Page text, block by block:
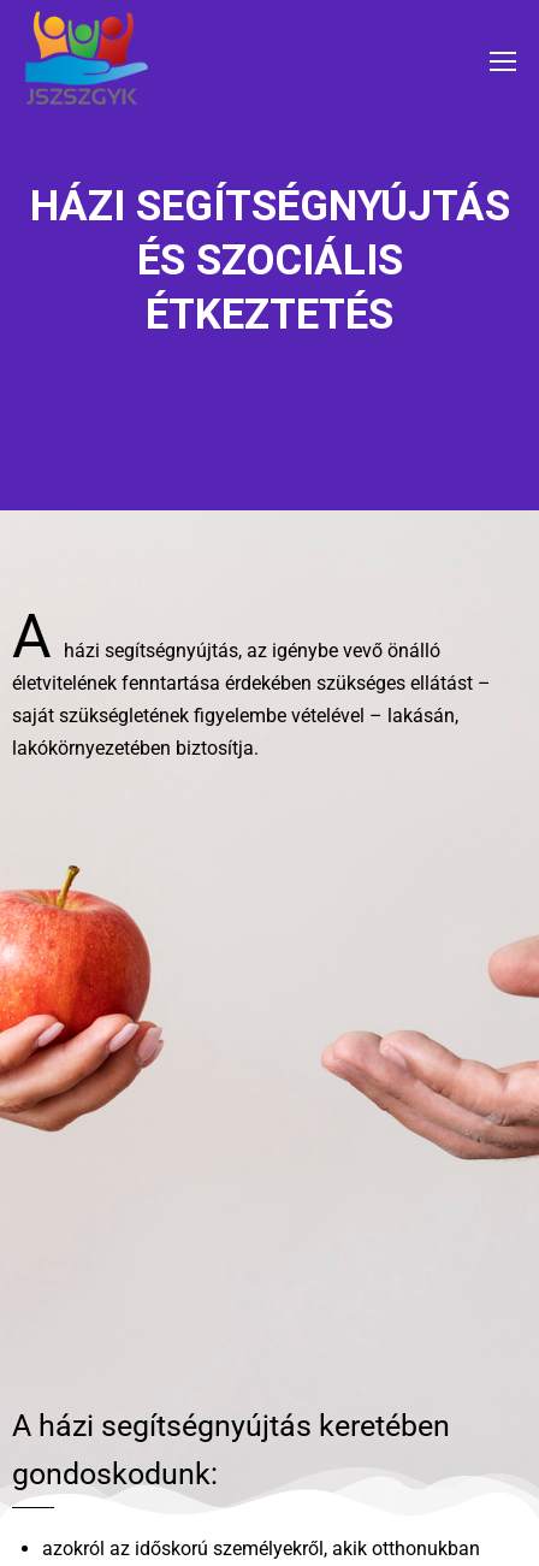
HÁZI SEGÍTSÉGNYÚJTÁS
ÉS SZOCIÁLIS
ÉTKEZTETÉS
A
házi segítségnyújtás, az igénybe vevő önálló
életvitelének fenntartása érdekében szükséges ellátást –
saját szükségletének figyelembe vételével – lakásán,
lakókörnyezetében biztosítja.
A házi segítségnyújtás keretében
gondoskodunk:
azokról az időskorú személyekről, akik otthonukban